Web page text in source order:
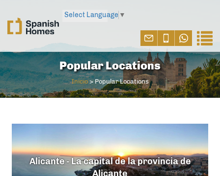
Select Language ▼
Popular Locations
Inicio> Popular Locations
Alicante - La capital de la provincia de
Alicante